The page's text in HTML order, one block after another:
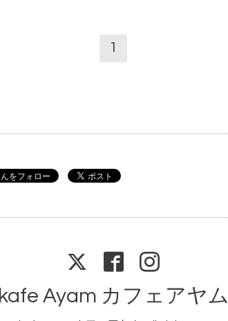
1
kafe Ayam カフェアヤム